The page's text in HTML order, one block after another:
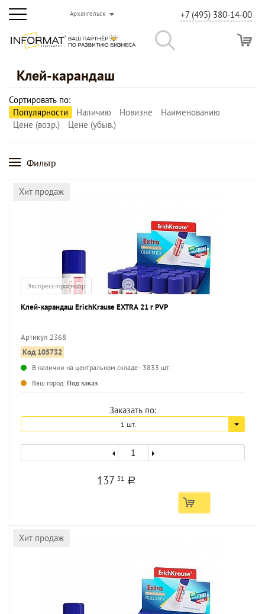
Архангельск +7 (495) 380-14-00
Клей-карандаш
Сортировать по:
Популярности
Наличию Новизне
Наименованию
Цене (возр.)
Цене (убыв.)
Фильтр
Хит продаж
Экспресс-просмотр
Клей-карандаш ErichKrause EXTRA 21 г PVP
Артикул 2368
Код 105732
В наличии на центральном складе - 3833 шт.
Ваш город: Под заказ
Заказать по:
1 шт.
137 31 a
Хит продаж